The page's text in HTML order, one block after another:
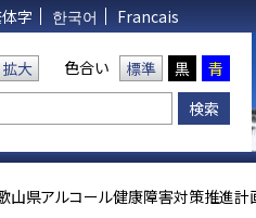
字 한국어 Francais
拡大 色合い 標準 黒 青
山県アルコール健康障害対策推進計